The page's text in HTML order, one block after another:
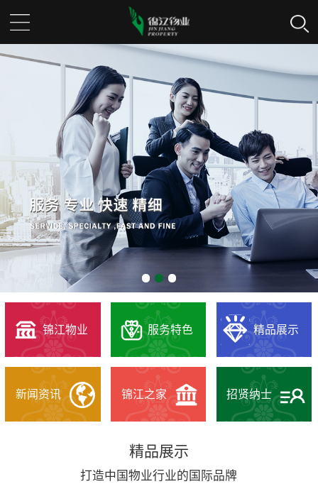
锦江物业 服务特色 精品展示
新闻资讯 锦江之家 招贤纳士
精品展示
打造中国物业行业的国际品牌